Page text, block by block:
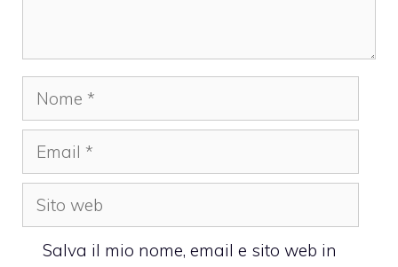
Nome
Email
Sito
web
Salva il mio nome, email e sito web in